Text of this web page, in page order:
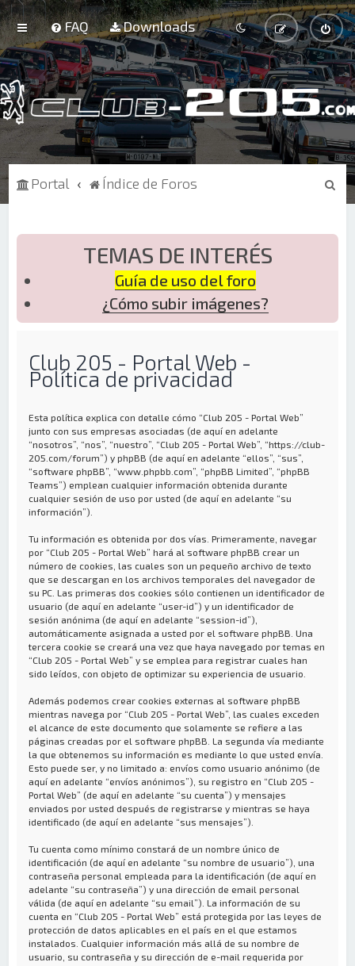
FAQ Downloads
Portal Índice de Foros
B
TEMAS DE INTERÉS
Guía de uso del foro
¿Cómo subir imágenes?
Club 205 - Portal Web -
Política de privacidad
Esta política explica con detalle cómo “Club 205 - Portal Web”
junto con sus empresas asociadas (de aquí en adelante
“nosotros”, “nos”, “nuestro”, “Club 205 - Portal Web”, “https://club-
205.com/forum”) y phpBB (de aquí en adelante “ellos”, “sus”,
“software phpBB”, “www.phpbb.com”, “phpBB Limited”, “phpBB
Teams”) emplean cualquier información obtenida durante
cualquier sesión de uso por usted (de aquí en adelante “su
información”).
Tu información es obtenida por dos vías. Primeramente, navegar
por “Club 205 - Portal Web” hará al software phpBB crear un
número de cookies, las cuales son un pequeño archivo de texto
que se descargan en los archivos temporales del navegador de
su PC. Las primeras dos cookies sólo contienen un identificador de
usuario (de aquí en adelante “user-id”) y un identificador de
sesión anónima (de aquí en adelante “session-id”),
automáticamente asignada a usted por el software phpBB. Una
tercera cookie se creará una vez que haya navegado por temas en
“Club 205 - Portal Web” y se emplea para registrar cuales han
sido leídos, con objeto de optimizar su experiencia de usuario.
Además podemos crear cookies externas al software phpBB
mientras navega por “Club 205 - Portal Web”, las cuales exceden
el alcance de este documento que solamente se refiere a las
páginas creadas por el software phpBB. La segunda vía mediante
la que obtenemos su información es mediante lo que usted envía.
Esto puede ser, y no limitado a: envíos como usuario anónimo (de
aquí en adelante “envíos anónimos”), su registro en “Club 205 -
Portal Web” (de aquí en adelante “su cuenta”) y mensajes
enviados por usted después de registrarse y mientras se haya
identificado (de aquí en adelante “sus mensajes”).
Tu cuenta como mínimo constará de un nombre único de
identificación (de aquí en adelante “su nombre de usuario”), una
contraseña personal empleada para la identificación (de aquí en
adelante “su contraseña”) y una dirección de email personal
válida (de aquí en adelante “su email”). La información de su
cuenta en “Club 205 - Portal Web” está protegida por las leyes de
protección de datos aplicables en el país en el que estamos
instalados. Cualquier información más allá de su nombre de
usuario, su contraseña y su dirección de e-mail requerida por